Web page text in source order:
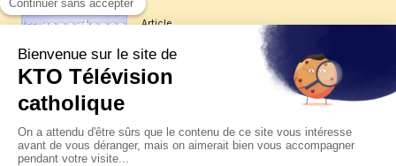
Article
Les reportages d'été 2026 de KTO
La visite pastorale du pape Léon
XIV à Assise à suivre sur KTO le
jeudi 6 août